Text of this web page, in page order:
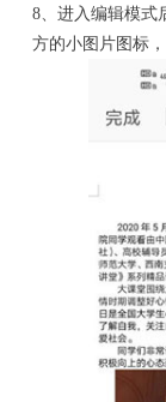
8、进入编辑模式
方的小图片图标